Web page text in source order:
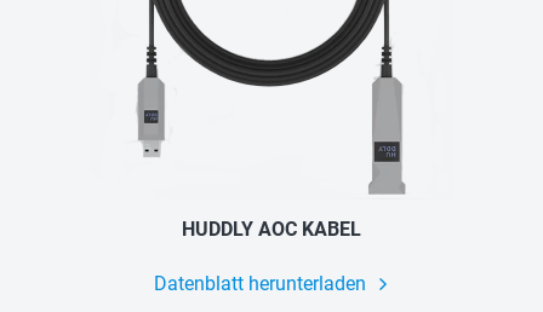
HUDDLY AOC KABEL
Datenblatt herunterladen